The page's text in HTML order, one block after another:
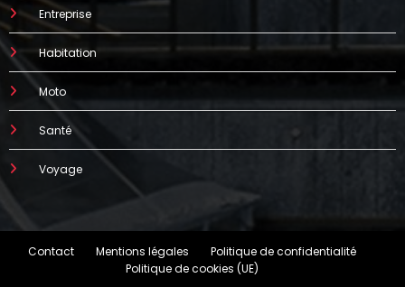
Entreprise
Habitation
Moto
Santé
Voyage
Contact Mentions légales
Politique de confidentialité
Politique de cookies (UE)